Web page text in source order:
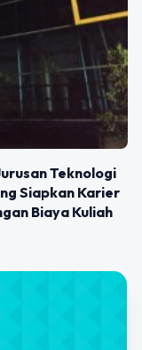
Teknologi
Siapkan Karier
Biaya Kuliah